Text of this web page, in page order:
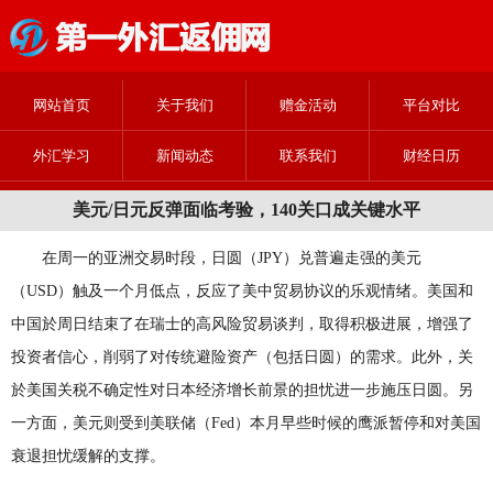
网站首页 关于我们 赠金活动 平台对比
外汇学习 新闻动态 联系我们 财经日历
美元/日元反弹面临考验，140关口成关键水平
在周一的亚洲交易时段，日圆（JPY）兑普遍走强的美元
（USD）触及一个月低点，反应了美中贸易协议的乐观情绪。美国和
中国於周日结束了在瑞士的高风险贸易谈判，取得积极进展，增强了
投资者信心，削弱了对传统避险资产（包括日圆）的需求。此外，关
於美国关税不确定性对日本经济增长前景的担忧进一步施压日圆。另
一方面，美元则受到美联储（Fed）本月早些时候的鹰派暂停和对美国
衰退担忧缓解的支撑。